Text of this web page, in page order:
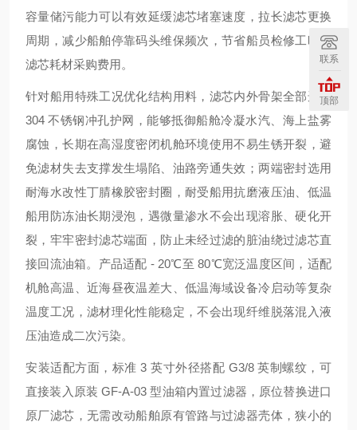
容量储污能力可以有效延缓滤芯堵塞速度，拉长滤芯更换
周期，减少船舶停靠码头维保频次，节省船员检修工时与
滤芯耗材采购费用。
针对船用特殊工况优化结构用料，滤芯内外骨架全部选用
304 不锈钢冲孔护网，能够抵御船舱冷凝水汽、海上盐雾
腐蚀，长期在高湿度密闭机舱环境使用不易生锈开裂，避
免滤材失去支撑发生塌陷、油路旁通失效；两端密封选用
耐海水改性丁腈橡胶密封圈，耐受船用抗磨液压油、低温
船用防冻油长期浸泡，遇微量渗水不会出现溶胀、硬化开
裂，牢牢密封滤芯端面，防止未经过滤的脏油绕过滤芯直
接回流油箱。产品适配 - 20℃至 80℃宽泛温度区间，适配
机舱高温、近海昼夜温差大、低温海域设备冷启动等复杂
温度工况，滤材理化性能稳定，不会出现纤维脱落混入液
压油造成二次污染。
安装适配方面，标准 3 英寸外径搭配 G3/8 英制螺纹，可
直接装入原装 GF-A-03 型油箱内置过滤器，原位替换进口
原厂滤芯，无需改动船舶原有管路与过滤器壳体，狭小的
联系
顶部